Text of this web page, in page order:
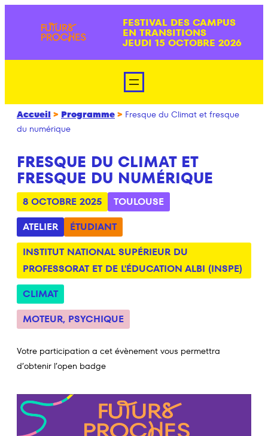
FESTIVAL DES CAMPUS
EN TRANSITIONS
JEUDI 15 OCTOBRE 2026
Accueil > Programme > Fresque du Climat et fresque
du numérique
FRESQUE DU CLIMAT ET
FRESQUE DU NUMÉRIQUE
8 OCTOBRE 2025
TOULOUSE
ATELIER
ÉTUDIANT
INSTITUT NATIONAL SUPÉRIEUR DU
PROFESSORAT ET DE L'ÉDUCATION ALBI (INSPE)
CLIMAT
MOTEUR, PSYCHIQUE
Votre participation a cet évènement vous permettra
d’obtenir l’open badge